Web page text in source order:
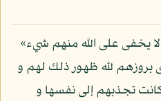
يخفى على الله منهم شيء»
بروزهم لله ظهور ذلك لهم و
كانت تجذبهم إلى نفسها و